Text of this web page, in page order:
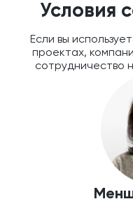
Условия
Если вы
проектах,
сотрудничество